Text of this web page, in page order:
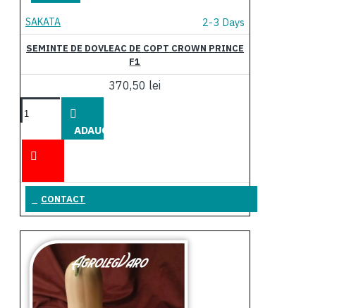
SAKATA 2-3 Days
SEMINTE DE DOVLEAC DE COPT CROWN PRINCE
F1
370,50 lei
ADAUGĂ
CONTACT